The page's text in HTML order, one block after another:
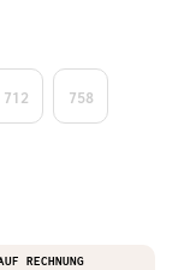
712 758
RECHNUNG